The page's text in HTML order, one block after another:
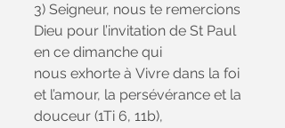
3) Seigneur, nous te remercions
Dieu pour l’invitation de St Paul
en ce dimanche qui
nous exhorte à Vivre dans la foi
et l’amour, la persévérance et la
douceur (1Ti 6, 11b),